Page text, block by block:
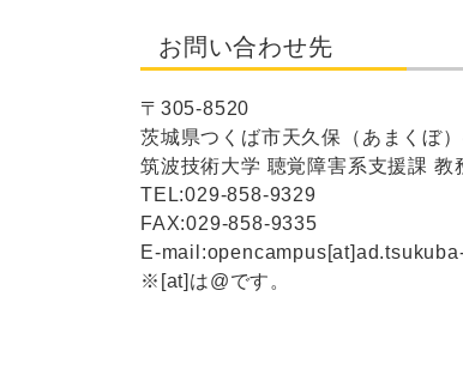
お問い合わせ先
〒305-8520
茨城県つくば市天久保（あまくぼ
筑波技術大学 聴覚障害系支援課 教
TEL:029-858-9329
FAX:029-858-9335
E-
※[at]は@です。